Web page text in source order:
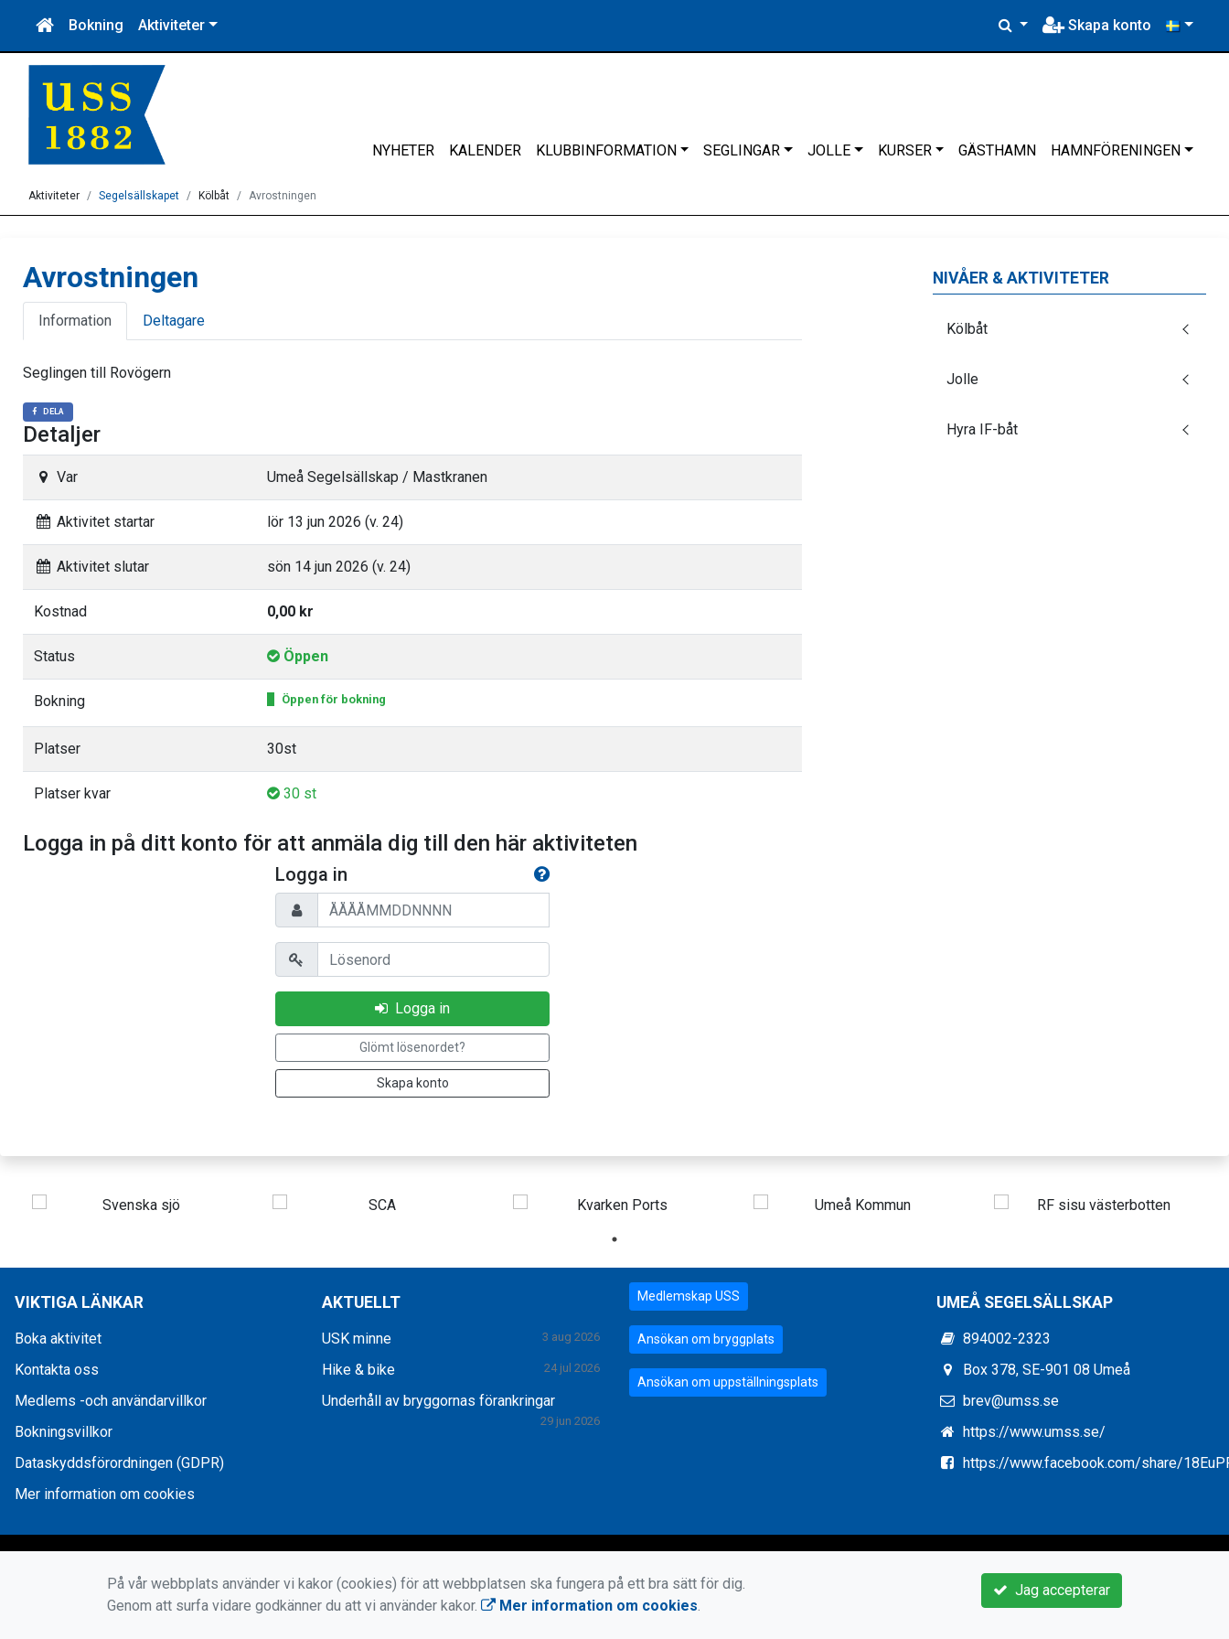
Bokning Aktiviteter Skapa konto
NYHETER KALENDER KLUBBINFORMATION SEGLINGAR JOLLE KURSER GÄSTHAMN HAMNFÖRENINGEN
Aktiviteter Segelsällskapet Kölbåt Avrostningen
Avrostningen
Information Deltagare
Seglingen till Rovögern
DELA
Detaljer
Var Umeå Segelsällskap / Mastkranen
Aktivitet startar lör 13 jun 2026 (v. 24)
Aktivitet slutar sön 14 jun 2026 (v. 24)
Kostnad 0,00 kr
Status Öppen
Bokning Öppen för bokning
Platser 30st
Platser kvar 30 st
Logga in på ditt konto för att anmäla dig till den här aktiviteten
Logga in
Personnummer
Lösenord
Logga in
Glömt lösenordet?
Skapa konto
NIVÅER & AKTIVITETER
Kölbåt
Jolle
Hyra IF-båt
VIKTIGA LÄNKAR
Boka aktivitet
Kontakta oss
Medlems -och användarvillkor
Bokningsvillkor
Dataskyddsförordningen (GDPR)
Mer information om cookies
AKTUELLT
USK minne 3 aug 2026
Hike & bike 24 jul 2026
Underhåll av bryggornas förankringar
29 jun 2026
Medlemskap USS
Ansökan om bryggplats
Ansökan om uppställningsplats
UMEÅ SEGELSÄLLSKAP
894002-2323
Box 378, SE-901 08 Umeå
brev@umss.se
https://www.umss.se/
https://www.facebook.com/share/
Jag accepterar
På vår webbplats använder vi kakor (cookies) för att webbplatsen ska fungera på ett bra sätt för dig.
Genom att surfa vidare godkänner du att vi använder kakor.
Mer information om cookies.